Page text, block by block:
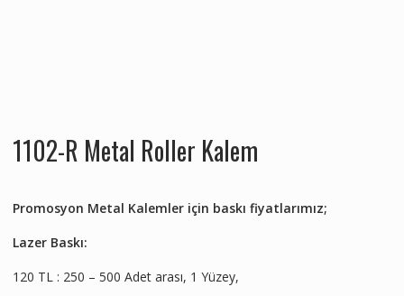
1102-R Metal Roller Kalem
Promosyon Metal Kalemler için baskı fiyatlarımız;
Lazer Baskı:
120 TL : 250 – 500 Adet arası, 1 Yüzey,